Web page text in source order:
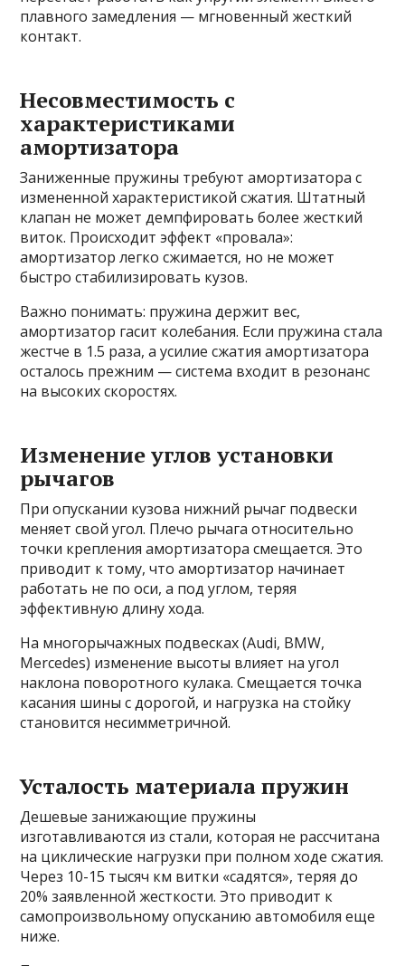
плавного замедления — мгновенный жесткий
контакт.
Несовместимость с
характеристиками
амортизатора
Заниженные пружины требуют амортизатора с
измененной характеристикой сжатия. Штатный
клапан не может демпфировать более жесткий
виток. Происходит эффект «провала»:
амортизатор легко сжимается, но не может
быстро стабилизировать кузов.
Важно понимать: пружина держит вес,
амортизатор гасит колебания. Если пружина стала
жестче в 1.5 раза, а усилие сжатия амортизатора
осталось прежним — система входит в резонанс
на высоких скоростях.
Изменение углов установки
рычагов
При опускании кузова нижний рычаг подвески
меняет свой угол. Плечо рычага относительно
точки крепления амортизатора смещается. Это
приводит к тому, что амортизатор начинает
работать не по оси, а под углом, теряя
эффективную длину хода.
На многорычажных подвесках (Audi, BMW,
Mercedes) изменение высоты влияет на угол
наклона поворотного кулака. Смещается точка
касания шины с дорогой, и нагрузка на стойку
становится несимметричной.
Усталость материала пружин
Дешевые занижающие пружины
изготавливаются из стали, которая не рассчитана
на циклические нагрузки при полном ходе сжатия.
Через 10-15 тысяч км витки «садятся», теряя до
20% заявленной жесткости. Это приводит к
самопроизвольному опусканию автомобиля еще
ниже.